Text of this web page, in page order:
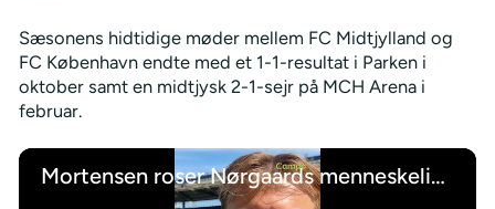
Sæsonens hidtidige møder mellem FC Midtjylland og
FC København endte med et 1-1-resultat i Parken i
oktober samt en midtjysk 2-1-sejr på MCH Arena i
februar.
Mortensen roser Nørgaards menneskelige evner